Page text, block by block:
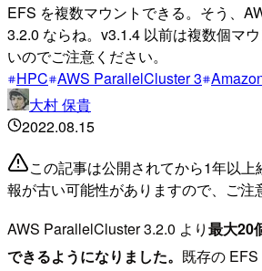
EFS を複数マウントできる。そう、
3.2.0 ならね。v3.1.4 以前は複数個マ
いのでご注意ください。
HPC AWS ParallelCluster 3
大村 保貴
2022.08.15
この記事は公開されてから1年以
報が古い可能性がありますので、ご注
AWS ParallelCluster 3.2.0 より最大20
できるようになりました。 既存の